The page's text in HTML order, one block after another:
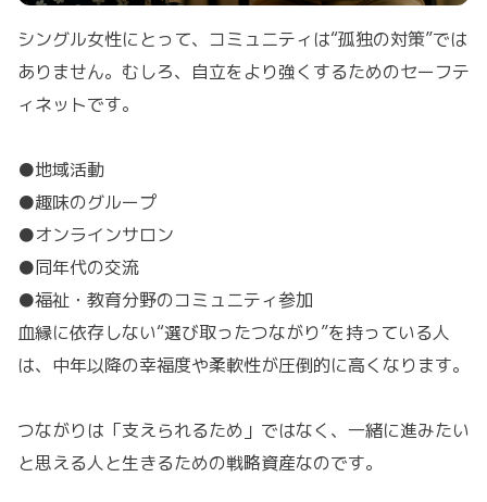
シングル女性にとって、コミュニティは“孤独の対策”では
ありません。むしろ、自立をより強くするためのセーフテ
ィネットです。
●地域活動
●趣味のグループ
●オンラインサロン
●同年代の交流
●福祉・教育分野のコミュニティ参加
血縁に依存しない“選び取ったつながり”を持っている人
は、中年以降の幸福度や柔軟性が圧倒的に高くなります。
つながりは「支えられるため」ではなく、一緒に進みたい
と思える人と生きるための戦略資産なのです。